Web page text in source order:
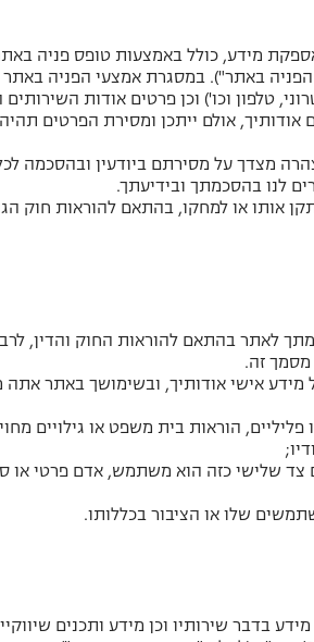
מידע, כולל באמצעות טופס פניה
באתר"). במסגרת אמצעי הפניה
טלפון וכו') וכן פרטים אודות
אודותיך, אולם ייתכן ומסירת הפרטים
מצדך על מסירתם ביודעין ובהסכמה
לנו בהסכמתך ובידיעתך.
אותו או למחקו, בהתאם להוראות חוק
מסמך זה.
מידע אישי אודותיך, ובשימושך באתר
הוראות בית משפט או גילויים
צד שלישי כזה הוא משתמש, אדם פרטי או
שלו או הציבור בכללותו.
בדבר שירותיו וכן מידע ותכנים